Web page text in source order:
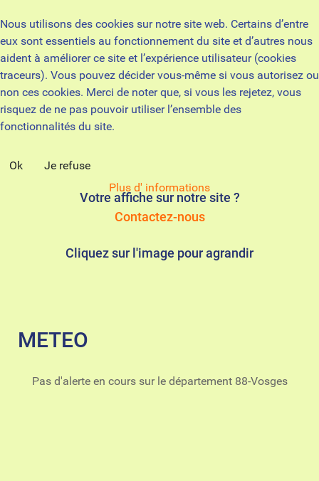
Votre affiche sur notre site ?
Contactez-nous
Cliquez sur l'image pour agrandir
METEO
Pas d'alerte en cours sur le département 88-Vosges
Nous utilisons des cookies sur notre site web. Certains d’entre
eux sont essentiels au fonctionnement du site et d’autres nous
aident à améliorer ce site et l’expérience utilisateur (cookies
traceurs). Vous pouvez décider vous-même si vous autorisez ou
non ces cookies. Merci de noter que, si vous les rejetez, vous
risquez de ne pas pouvoir utiliser l’ensemble des
fonctionnalités du site.
Ok
Je refuse
Plus d' informations